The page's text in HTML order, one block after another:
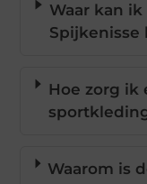
Waar kan
Spijkenisse
Hoe zorg ik
Waarom is